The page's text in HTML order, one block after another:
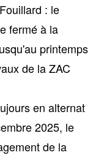
: le
fermé à la
printemps
de la ZAC
en alternat
2025, le
de la